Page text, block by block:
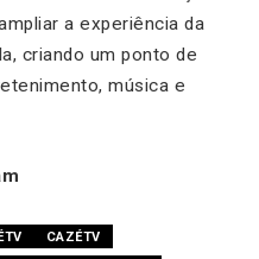
a experiência da
criando um ponto de
música e
CAZÉTV